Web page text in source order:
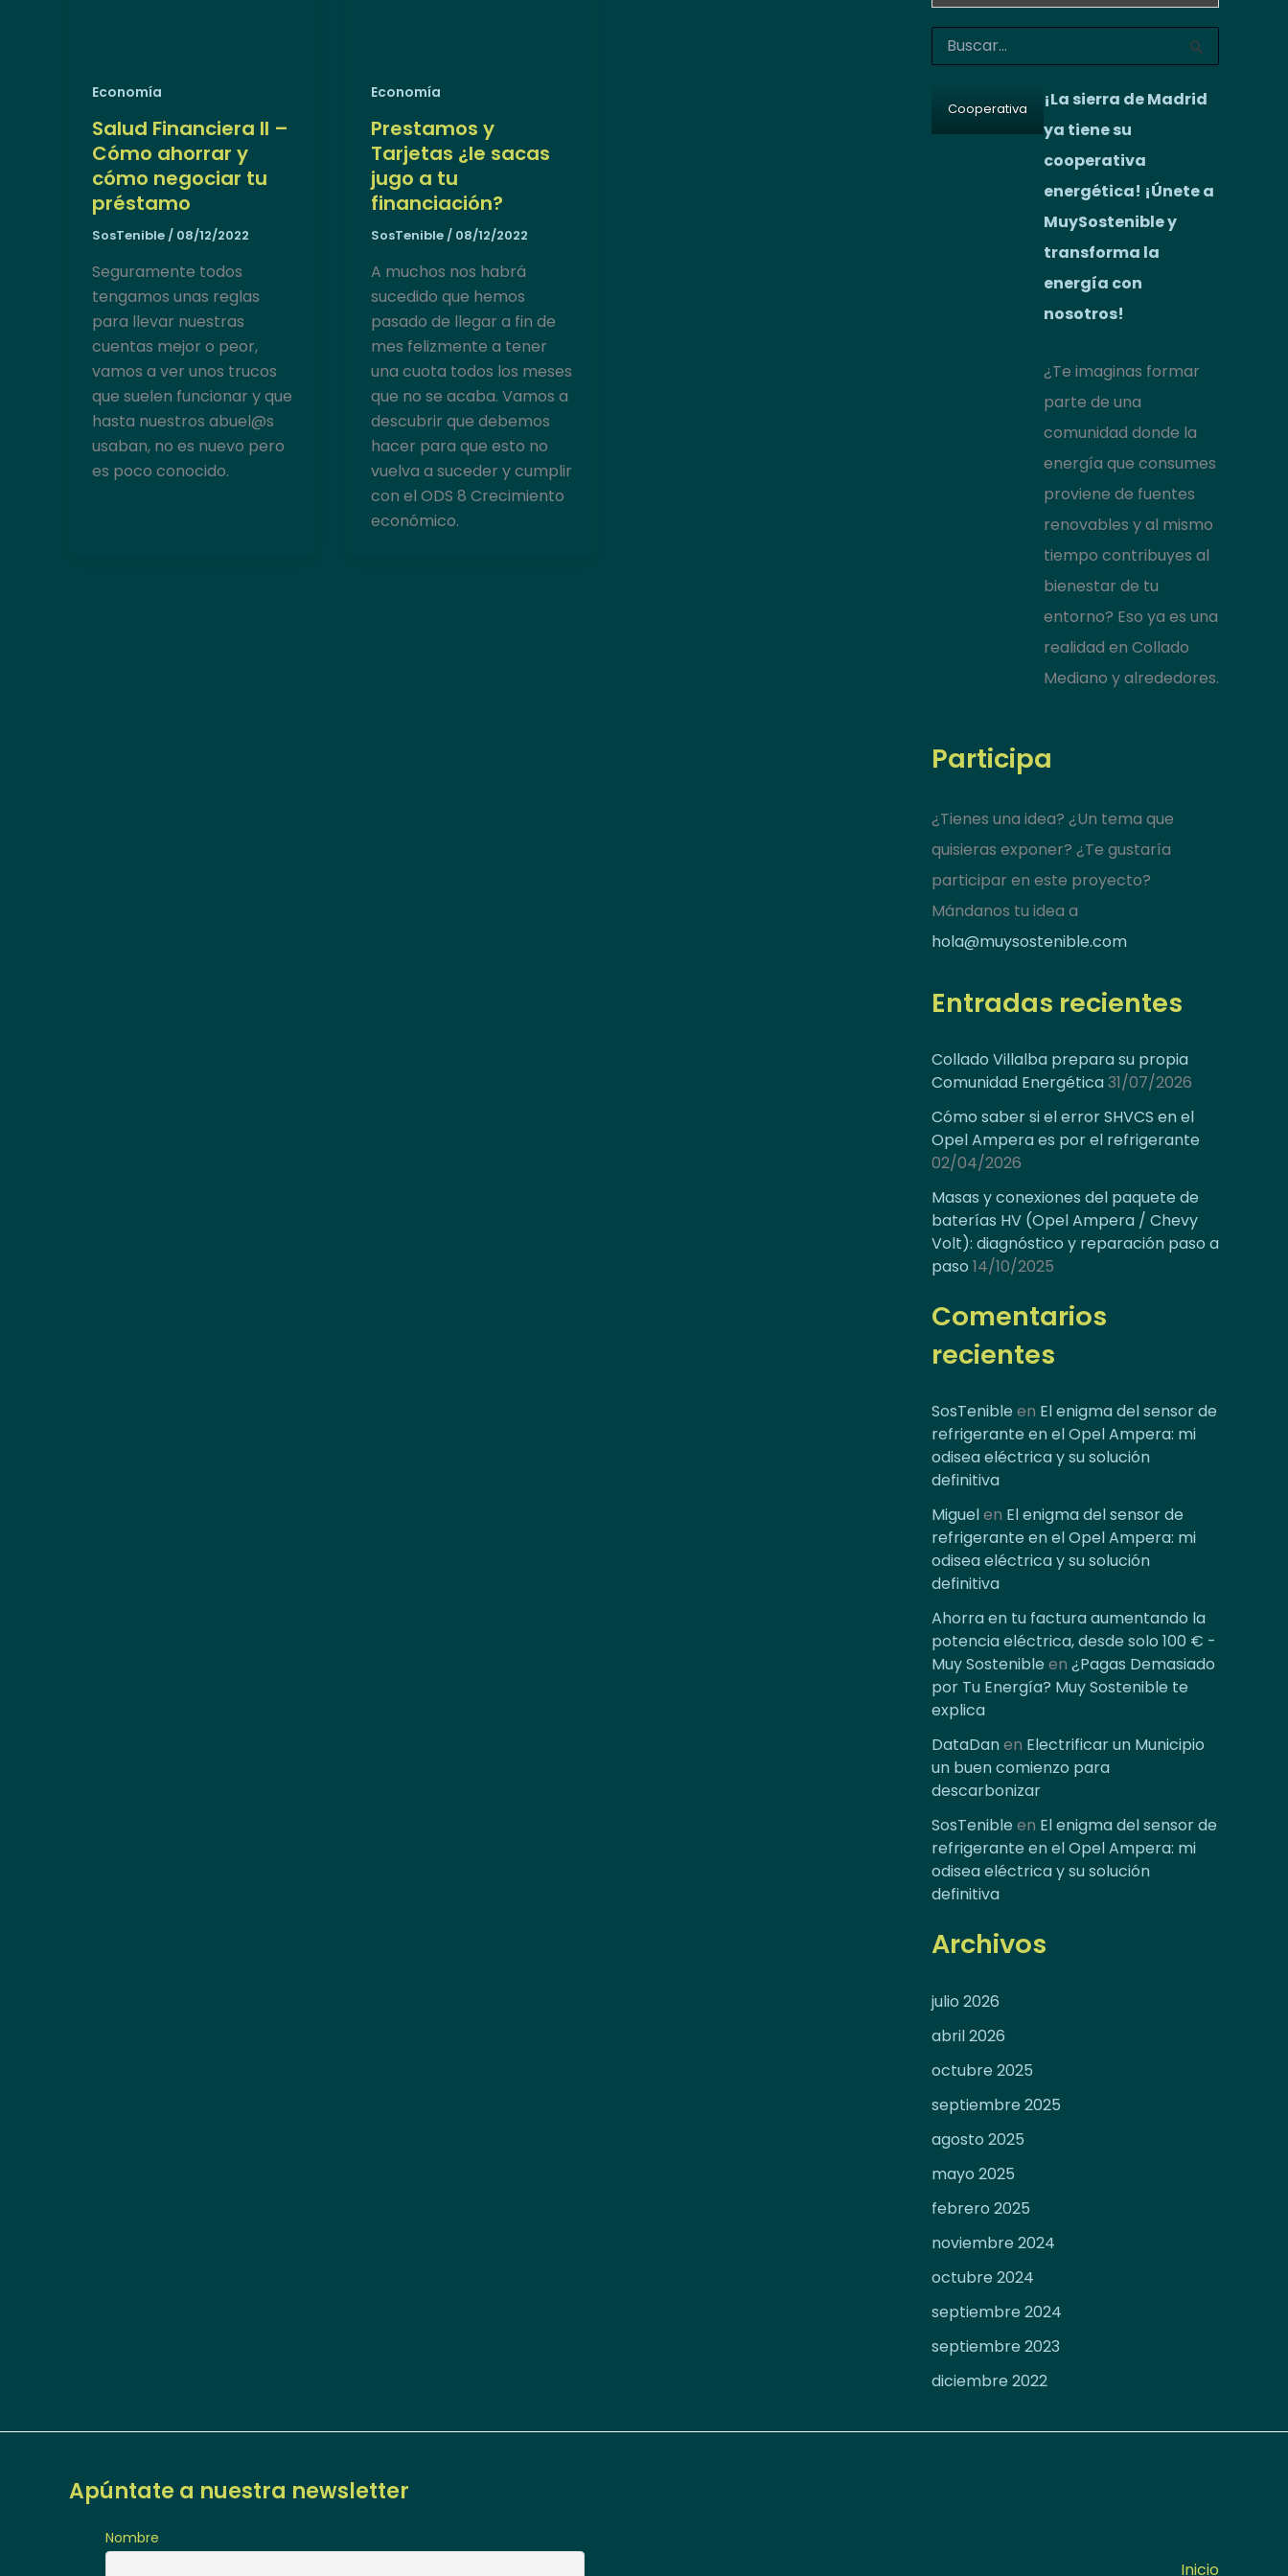
Economía
Salud Financiera II –
Cómo ahorrar y
cómo negociar tu
préstamo
SosTenible/ 08/12/2022
Seguramente todos
tengamos unas reglas
para llevar nuestras
cuentas mejor o peor,
vamos a ver unos trucos
que suelen funcionar y que
hasta nuestros abuel@s
usaban, no es nuevo pero
es poco conocido.
Economía
Prestamos y
Tarjetas ¿le sacas
jugo a tu
financiación?
SosTenible/ 08/12/2022
A muchos nos habrá
sucedido que hemos
pasado de llegar a fin de
mes felizmente a tener
una cuota todos los meses
que no se acaba. Vamos a
descubrir que debemos
hacer para que esto no
vuelva a suceder y cumplir
con el ODS 8 Crecimiento
económico.
u
Cooperativa
¡La sierra de Madrid
ya tiene su
cooperativa
energética! ¡Únete a
MuySostenible y
transforma la
energía con
nosotros!
¿Te imaginas formar
parte de una
comunidad donde la
energía que consumes
proviene de fuentes
renovables y al mismo
tiempo contribuyes al
bienestar de tu
entorno? Eso ya es una
realidad en Collado
Mediano y alrededores.
Participa
¿Tienes una idea? ¿Un tema que
quisieras exponer? ¿Te gustaría
participar en este proyecto?
Mándanos tu idea a
hola@muysostenible.com
Entradas recientes
Collado Villalba prepara su propia
Comunidad Energética31/07/2026
Cómo saber si el error SHVCS en el
Opel Ampera es por el refrigerante
02/04/2026
Masas y conexiones del paquete de
baterías HV (Opel Ampera / Chevy
Volt): diagnóstico y reparación paso a
paso 14/10/2025
Comentarios
recientes
SosTenible en El enigma del sensor de
refrigerante en el Opel Ampera: mi
odisea eléctrica y su solución
definitiva
Miguelen El enigma del sensor de
refrigerante en el Opel Ampera: mi
odisea eléctrica y su solución
definitiva
Ahorra en tu factura aumentando la
potencia eléctrica, desde solo 100 € -
Muy Sostenible en ¿Pagas Demasiado
por Tu Energía? Muy Sostenible te
explica
DataDanen Electrificar un Municipio
un buen comienzo para
descarbonizar
SosTenible en El enigma del sensor de
refrigerante en el Opel Ampera: mi
odisea eléctrica y su solución
definitiva
Archivos
julio 2026
abril 2026
octubre 2025
septiembre 2025
agosto 2025
mayo 2025
febrero 2025
noviembre 2024
octubre 2024
septiembre 2024
septiembre 2023
diciembre 2022
Apúntate a nuestra newsletter
Nombre
Inicio